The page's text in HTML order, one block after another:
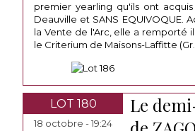
premier yearling qu'ils ont
Deauville et SANS EQUIVOQUE.
la Vente de l'Arc, elle a remporté
le Criterium de Maisons-Laffitte
LOT 180
18 octobre - 19:24
Le